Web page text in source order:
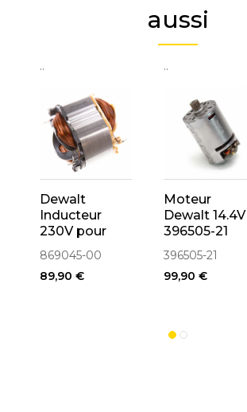
aussi
..
Dewalt
Inducteur
230V pour
scie D27112,
DW712,
DW770,
869045-00
89,90 €
..
Moteur
Dewalt 14.4V
396505-21
396505-21
99,90 €